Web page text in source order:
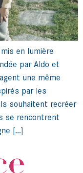
en lumière
par Aldo et
une même
par les
souhaitent recréer
se rencontrent
[…]